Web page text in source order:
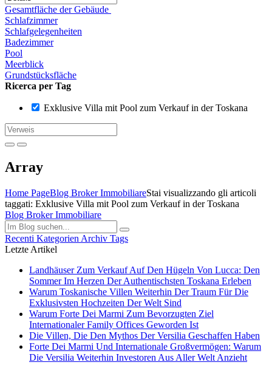
Gesamtfläche der Gebäude
Schlafzimmer
Schlafgelegenheiten
Badezimmer
Pool
Meerblick
Grundstücksfläche
Ricerca per Tag
Exklusive Villa mit Pool zum Verkauf in der Toskana
Array
Home PageBlog Broker ImmobiliareStai visualizzando gli articoli
taggati: Exklusive Villa mit Pool zum Verkauf in der Toskana
Blog Broker Immobiliare
Recenti Kategorien Archiv Tags
Letzte Artikel
Landhäuser Zum Verkauf Auf Den Hügeln Von Lucca: Den
Sommer Im Herzen Der Authentischsten Toskana Erleben
Warum Toskanische Villen Weiterhin Der Traum Für Die
Exklusivsten Hochzeiten Der Welt Sind
Warum Forte Dei Marmi Zum Bevorzugten Ziel
Internationaler Family Offices Geworden Ist
Die Villen, Die Den Mythos Der Versilia Geschaffen Haben
Forte Dei Marmi Und Internationale Großvermögen: Warum
Die Versilia Weiterhin Investoren Aus Aller Welt Anzieht